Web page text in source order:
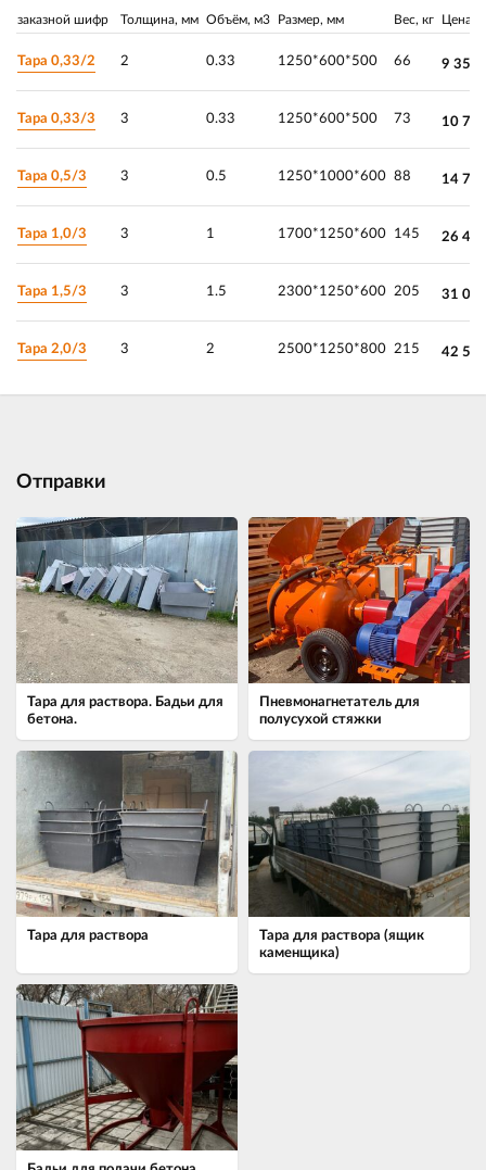
заказной шифр Толщина, мм Объём, м3 Размер, мм Вес, кг Цена
Тара 0,33/2 2 0.33 1250*600*500 66 9
Тара 0,33/3 3 0.33 1250*600*500 73 10
Тара 0,5/3 3 0.5 1250*1000*600 88 14
Тара 1,0/3 3 1 1700*1250*600 145 26
Тара 1,5/3 3 1.5 2300*1250*600 205 31
Тара 2,0/3 3 2 2500*1250*800 215 42
Отправки
Тара для раствора. Бадьи для
бетона.
Пневмонагнетатель для
полусухой стяжки
Тара для раствора
Тара для раствора (ящик
каменщика)